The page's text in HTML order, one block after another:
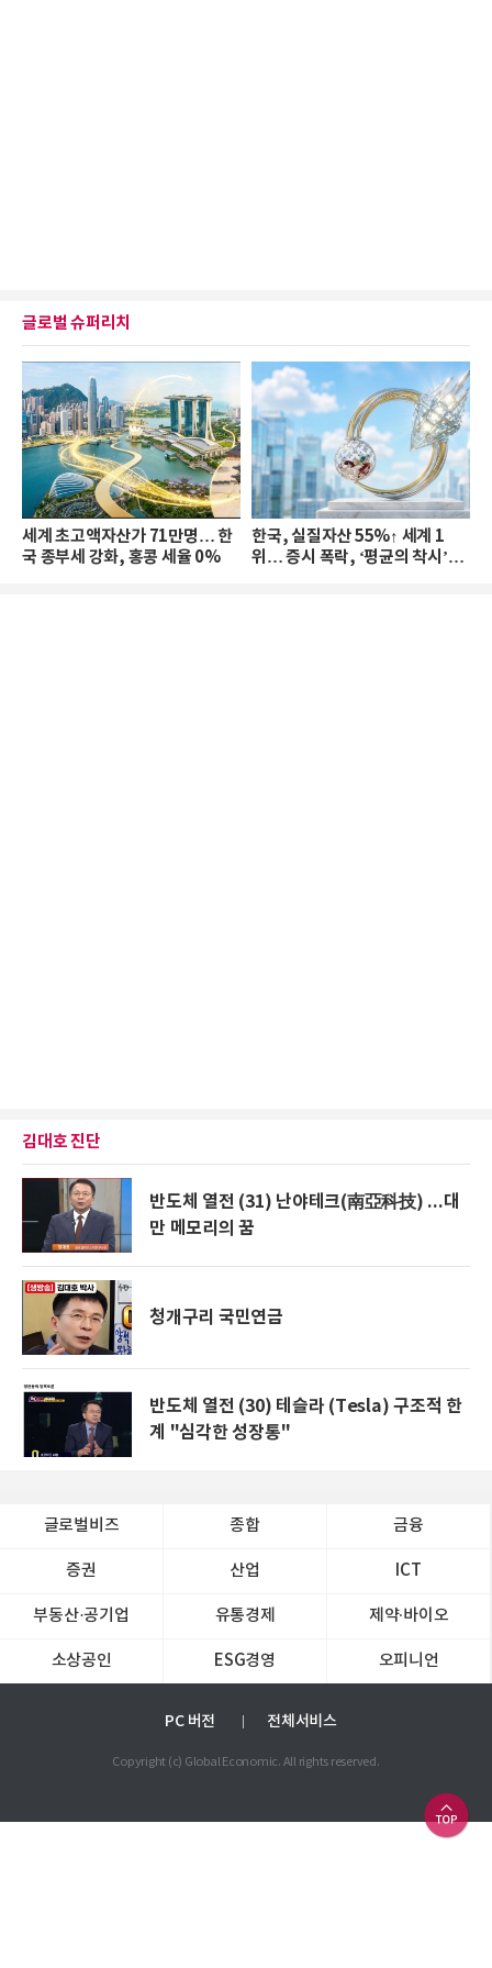
글로벌 슈퍼리치
세계 초고액자산가 71만명… 한
국 종부세 강화, 홍콩 세율 0%
한국, 실질자산 55%↑ 세계 1
위… 증시 폭락, ‘평균의 착시’와
김대호 진단
반도체 열전 (31) 난야테크(南亞科技) ...대
만 메모리의 꿈
청개구리 국민연금
반도체 열전 (30) 테슬라 (Tesla) 구조적 한
계 "심각한 성장통"
글로벌비즈 종합 금융
증권 산업 ICT
부동산·공기업 유통경제 제약∙바이오
소상공인 ESG경영 오피니언
PC 버전 전체서비스
Copyright (c) Global Economic. All rights reserved.